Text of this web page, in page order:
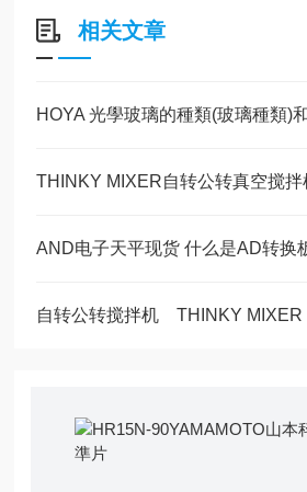
相关文章
HOYA 光學玻璃的種類(玻璃種類)
AND电子天平现货 什么是AD转换